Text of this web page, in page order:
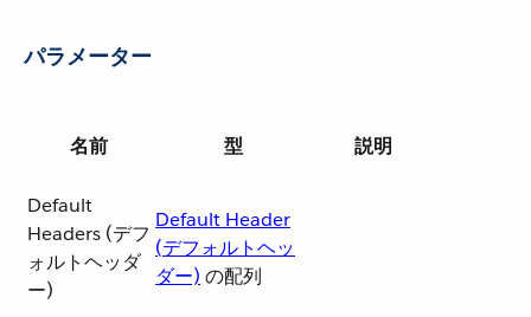
パラメーター
名前 型 説明
Default
Headers (デフ
ォルトヘッダ
ー)
Default Header
(デフォルトヘッ
ダー) ​ の配列